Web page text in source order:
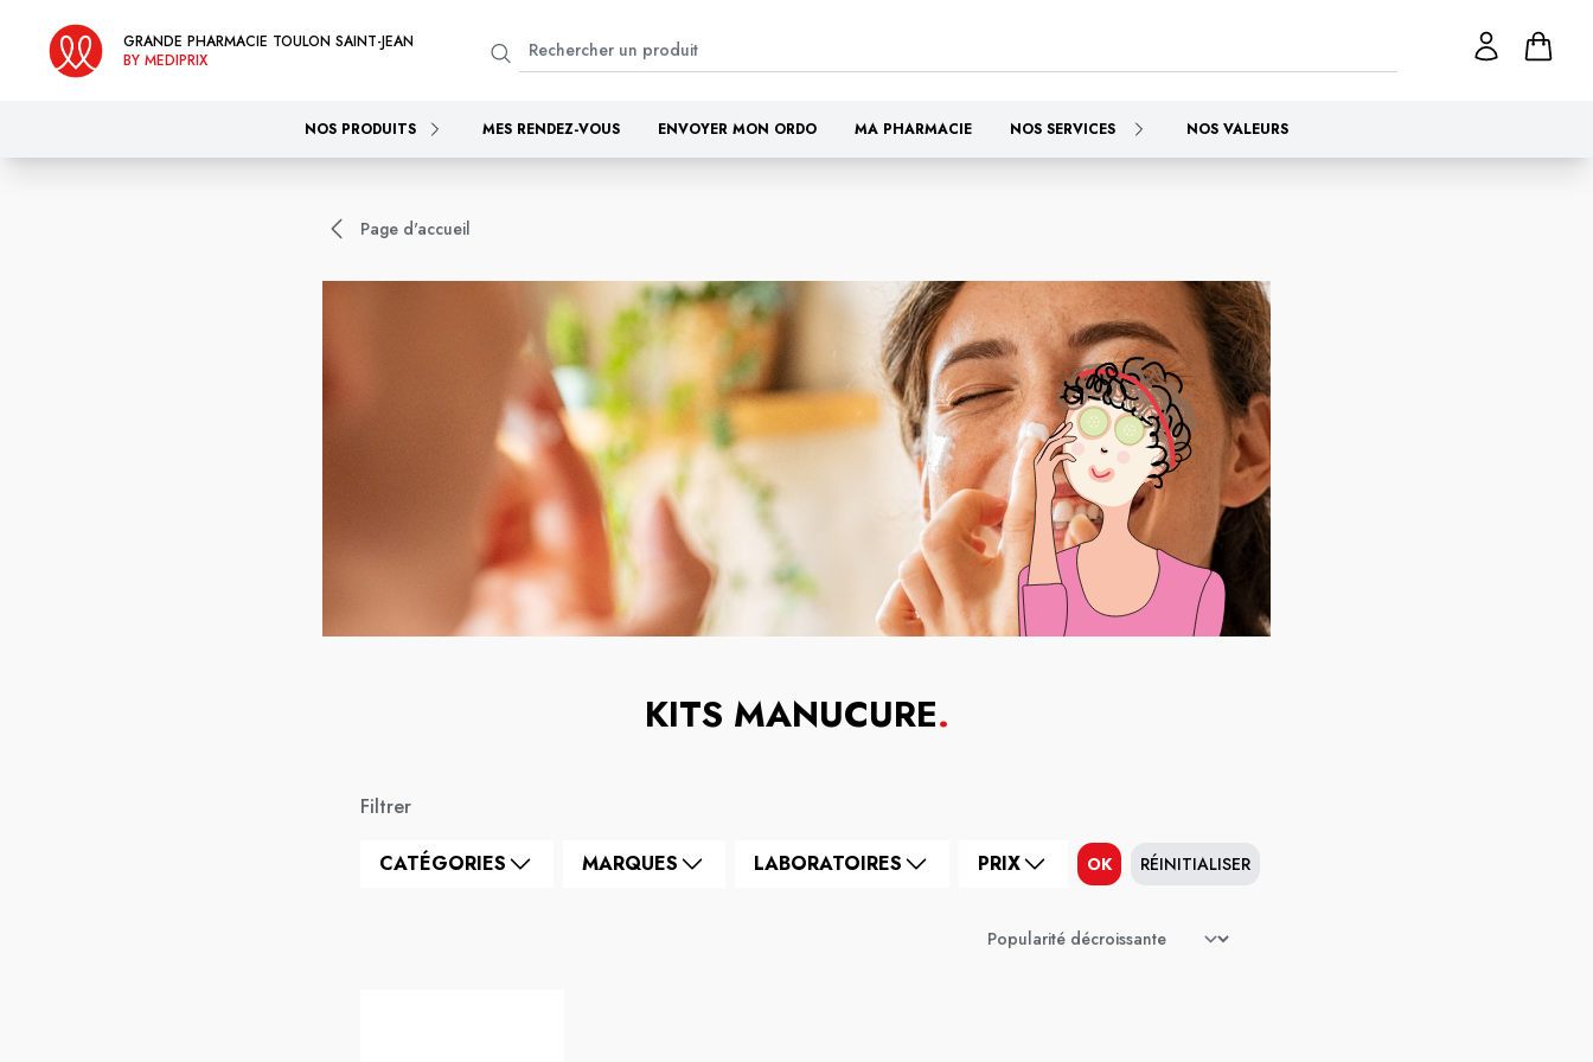
GRANDE PHARMACIE TOULON SAINT-JEAN
BY MEDIPRIX
NOS PRODUITS MES RENDEZ-VOUS ENVOYER MON ORDO MA PHARMACIE NOS SERVICES NOS VALEURS
Page d'accueil
KITS MANUCURE.
Filtrer
CATÉGORIES MARQUES LABORATOIRES PRIX OK RÉINITIALISER